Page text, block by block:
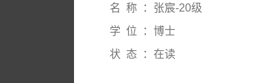
名称： 张宸-20级
学位： 博士
状态： 在读